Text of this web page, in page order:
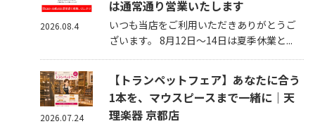
は通常通り営業いたします
いつも当店をご利用いただきありがとうご
ざいます。 8月12日～14日は夏季休業と...
2026.08.4
【トランペットフェア】あなたに合う
1本を、マウスピースまで一緒に｜天
理楽器 京都店
2026.07.24